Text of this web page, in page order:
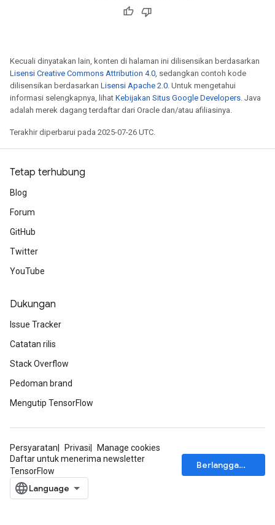
Kecuali dinyatakan lain, konten di halaman ini dilisensikan berdasarkan
Lisensi Creative Commons Attribution 4.0, sedangkan contoh kode
dilisensikan berdasarkan Lisensi Apache 2.0. Untuk mengetahui
informasi selengkapnya, lihat Kebijakan Situs Google Developers. Java
adalah merek dagang terdaftar dari Oracle dan/atau afiliasinya.
Terakhir diperbarui pada 2025-07-26 UTC.
Tetap terhubung
Blog
Forum
GitHub
Twitter
YouTube
Dukungan
Issue Tracker
Catatan rilis
Stack Overflow
Pedoman brand
Mengutip TensorFlow
Persyaratan Privasi
Manage cookies
Daftar untuk menerima newsletter
TensorFlow
Berlangganan